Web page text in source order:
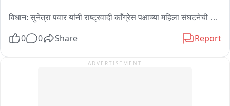
विधान: सुनेत्रा पवार यांनी राष्ट्रवादी काँग्रेस पक्षाच्या महिला संघटनेची
गेल्या अनेक दिवसांपासून रिक्त असलेल्या महिला प्रदेशाध्यक्षपदी वैशाली
तालुक्याच्या निर्मला नवले यांची नियुक्ती करण्यात आली आहे. या
0 0 Share Report
ADVERTISEMENT